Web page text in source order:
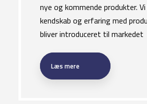
nye og kommende produkter.
kendskab og erfaring med
bliver introduceret til markedet
Læs mere​